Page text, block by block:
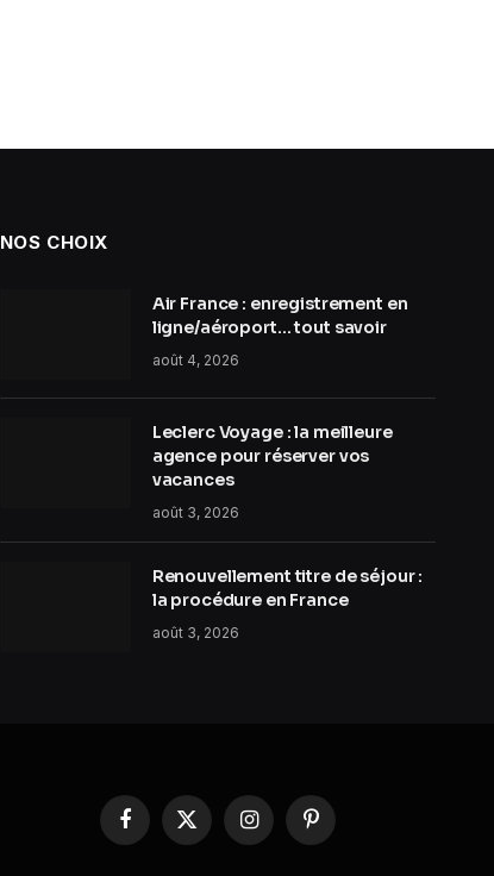
NOS CHOIX
Air France : enregistrement en
ligne/aéroport… tout savoir
août 4, 2026
Leclerc Voyage : la meilleure
agence pour réserver vos
vacances
août 3, 2026
Renouvellement titre de séjour :
la procédure en France
août 3, 2026
Facebook
X
(Twitter)
InstagramPinterest